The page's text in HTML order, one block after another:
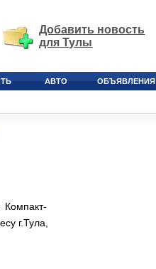
Добавить новость
для Тулы
АВТО ОБЪЯВЛЕНИЯ
г.Тула,